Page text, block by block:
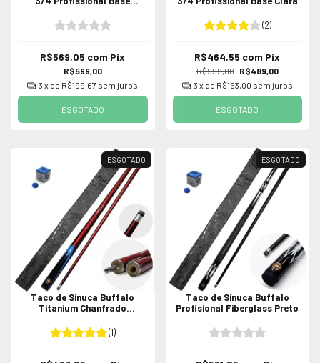
R$599,00
R$569,05 com Pix
3 x de R$199,67 sem juros
ESGOTADO
(2)
R$599,00 R$489,00
R$464,55 com Pix
3 x de R$163,00 sem juros
ESGOTADO
ESGOTADO
Taco de Sinuca Buffalo
Titanium Chanfrado
(1)
ESGOTADO
Taco de Sinuca Buffalo
Profisional Fiberglass Preto